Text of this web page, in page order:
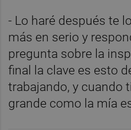
- Lo haré después te
más en serio y
pregunta sobre la
final la clave es esto
trabajando, y cuando
grande como la mía